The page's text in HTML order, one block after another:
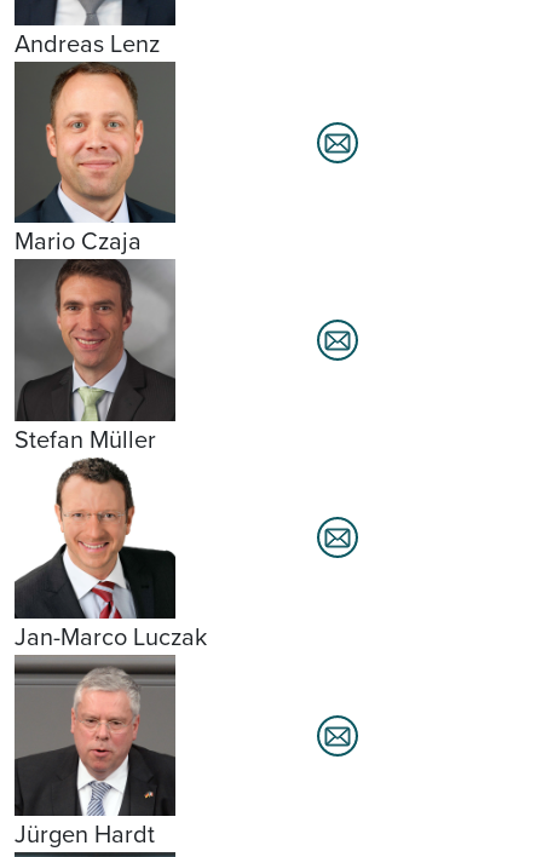
Andreas Lenz
Mario Czaja
Stefan Müller
Jan-Marco Luczak
Jürgen Hardt